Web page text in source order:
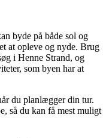
byde på både sol og
at opleve og nyde. Brug
i Henne Strand, og
som byen har at
du planlægger din tur.
så du kan få mest muligt